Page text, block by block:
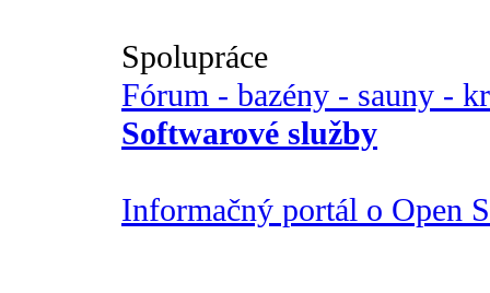
Spolupráce
Fórum - bazény - sauny -
Softwarové služby
Informačný portál o Open